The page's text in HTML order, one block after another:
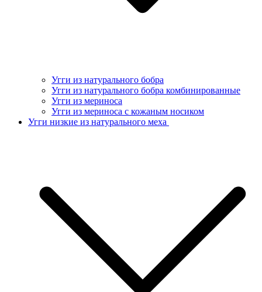
Угги из натурального бобра
Угги из натурального бобра комбинированные
Угги из мериноса
Угги из мериноса с кожаным носиком
Угги низкие из натурального меха